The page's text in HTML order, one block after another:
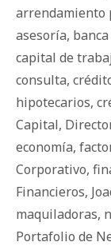
arrendamiento
asesoría,
capital de
consulta,
hipotecarios,
Capital,
economía,
Corporativo,
Financieros,
maquiladoras,
Portafolio de